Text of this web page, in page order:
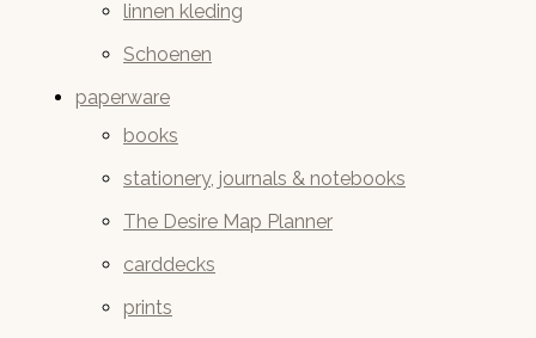
linnen kleding
Schoenen
paperware
books
stationery, journals & notebooks
The Desire Map Planner
carddecks
prints